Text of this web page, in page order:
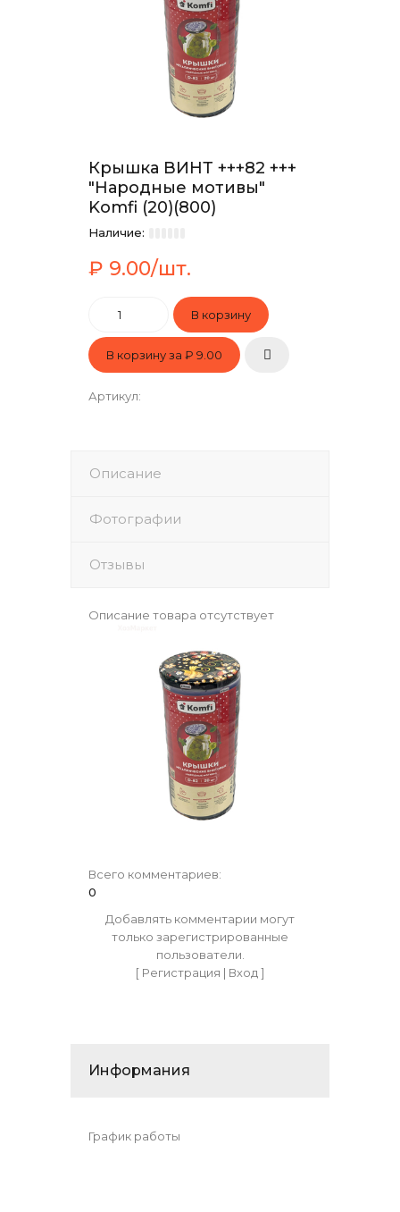
Крышка ВИНТ +++82 +++
"Народные мотивы"
Komfi (20)(800)
Наличие:
₽ 9.00/шт.
В корзину за ₽ 9.00
Артикул:
Описание
Фотографии
Отзывы
Описание товара отсутствует
Всего комментариев:
0
Добавлять комментарии могут
только зарегистрированные
пользователи.
[ Регистрация | Вход]
Информания
График работы